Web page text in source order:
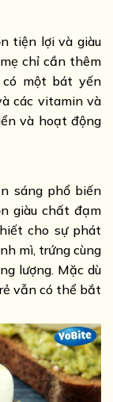
tiện lợi và giàu
chỉ cần thêm
có một bát yến
các vitamin và
và hoạt động
sáng phổ biến
giàu chất đạm
cho sự phát
mì, trứng cùng
lượng. Mặc dù
vẫn có thể bắt